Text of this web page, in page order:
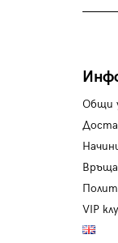
Общи
VIP